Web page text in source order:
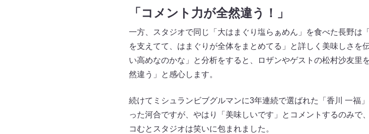
「コメント力が全然違う！」
一方、スタジオで同じ「大はまぐり塩らぁめん」を食べた長野は
を支えてて、はまぐりが全体をまとめてる」と詳しく美味しさを
い高めなのかな」と分析をすると、ロザンやゲストの松村沙友里
然違う」と感心します。
続けてミシュランビブグルマンに3年連続で選ばれた「香川 一福
った河合ですが、やはり「美味しいです」とコメントするのみで
コむとスタジオは笑いに包まれました。